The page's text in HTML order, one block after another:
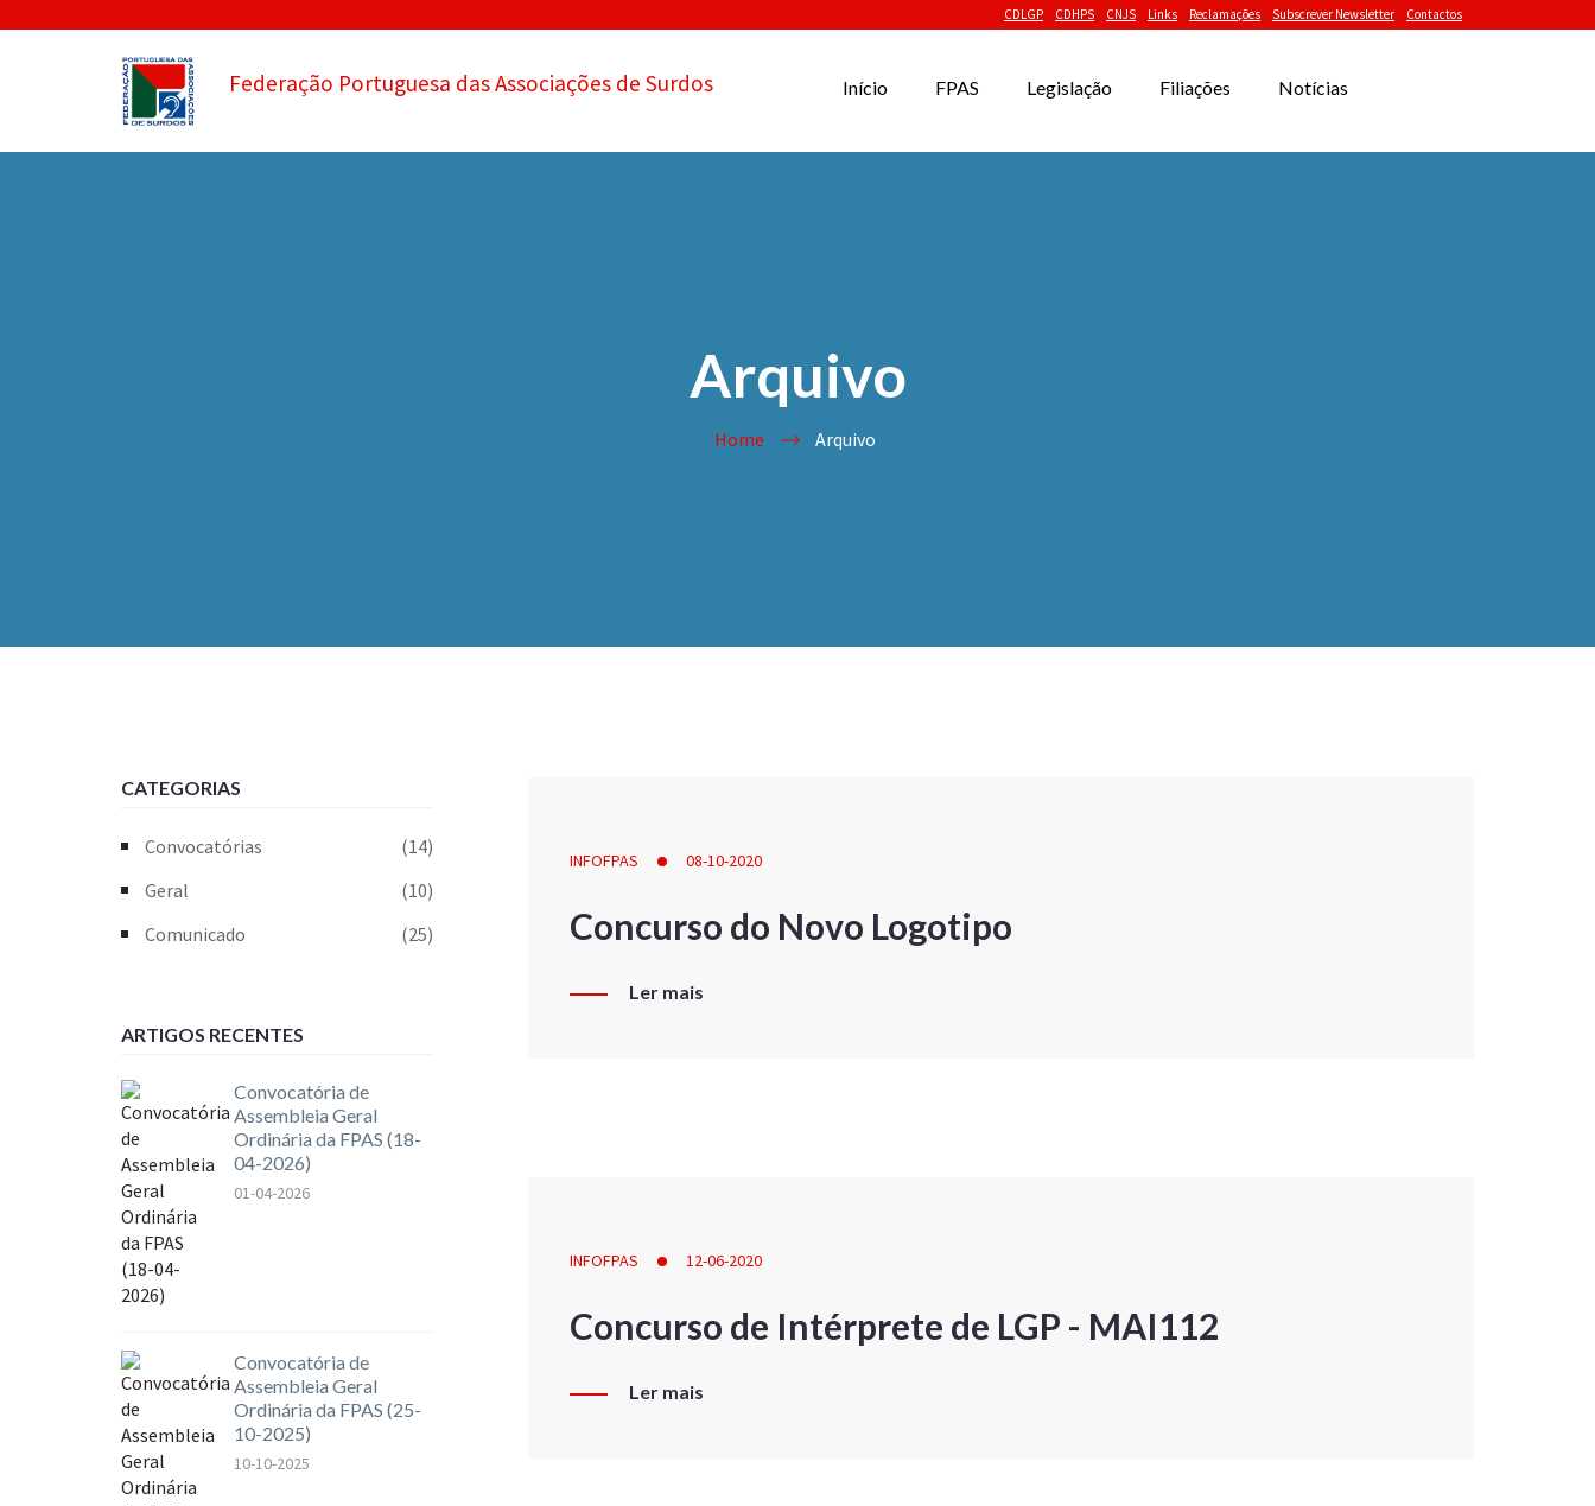
CDLGP CDHPS CNJS Links Reclamações Subscrever Newsletter Contactos
Federação Portuguesa das Associações de Surdos Início FPAS Legislação Filiações Notícias
Arquivo
Home Arquivo
INFOFPAS 08-10-2020
Concurso do Novo Logotipo
Ler mais
INFOFPAS 12-06-2020
Concurso de Intérprete de LGP - MAI112
Ler mais
CATEGORIAS
Convocatórias
(14)
Geral
(10)
Comunicado
(25)
ARTIGOS RECENTES
Convocatória de
Assembleia Geral
Ordinária da FPAS (18-
04-2026)
01-04-2026
Convocatória de
Assembleia Geral
Ordinária da FPAS (25-
10-2025)
10-10-2025